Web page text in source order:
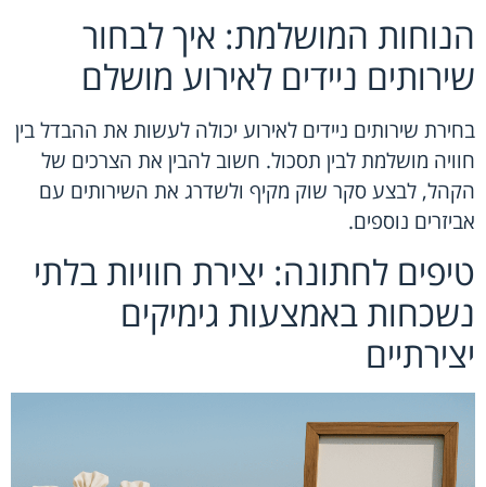
הנוחות המושלמת: איך לבחור
שירותים ניידים לאירוע מושלם
בחירת שירותים ניידים לאירוע יכולה לעשות את ההבדל בין
חוויה מושלמת לבין תסכול. חשוב להבין את הצרכים של
הקהל, לבצע סקר שוק מקיף ולשדרג את השירותים עם
אביזרים נוספים.
טיפים לחתונה: יצירת חוויות בלתי
נשכחות באמצעות גימיקים
יצירתיים